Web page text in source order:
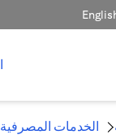
الخدمات